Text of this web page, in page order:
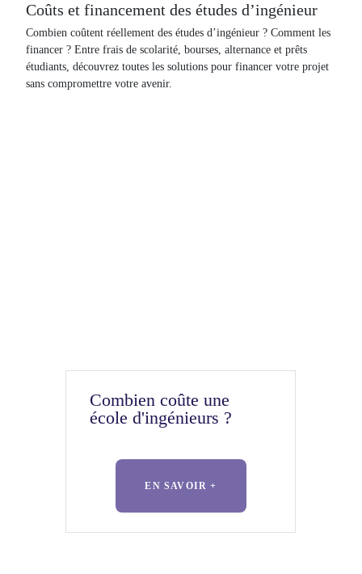
Coûts et financement des études d’ingénieur
Combien coûtent réellement des études d’ingénieur ? Comment les
financer ? Entre frais de scolarité, bourses, alternance et prêts
étudiants, découvrez toutes les solutions pour financer votre projet
sans compromettre votre avenir.
Combien coûte une
école d'ingénieurs ?
EN SAVOIR +